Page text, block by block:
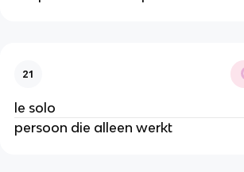
21
le solo
persoon die alleen werkt